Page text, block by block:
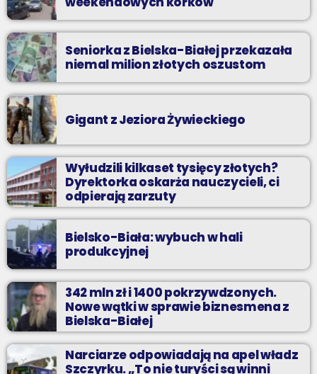
Seniorka z Bielska-Białej przekazała
niemal milion złotych oszustom
Gigant z Jeziora Żywieckiego
Wyłudzili kilkaset tysięcy złotych?
Dyrektorka oskarża nauczycieli, ci
odpierają zarzuty
Bielsko-Biała: wybuch w hali
produkcyjnej
342 mln zł i 1400 pokrzywdzonych.
Nowe wątki w sprawie biznesmena z
Bielska-Białej
Narciarze odpowiadają na apel władz
Szczyrku. „To nie turyści są winni